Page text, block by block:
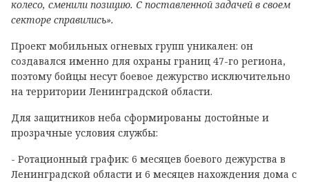
колесо, сменили позицию. С поставленной задачей в своем
секторе справились».
Проект мобильных огневых групп уникален: он
создавался именно для охраны границ 47-го региона,
поэтому бойцы несут боевое дежурство исключительно
на территории Ленинградской области.
Для защитников неба сформированы достойные и
прозрачные условия службы:
- Ротационный график: 6 месяцев боевого дежурства в
Ленинградской области и 6 месяцев нахождения дома с